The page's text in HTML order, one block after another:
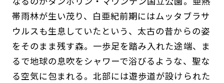
帯雨林が生い茂り、白亜紀前期にはムッタブラサ
ウルスも生息していたという、太古の昔からの姿
をそのまま残す森。一歩足を踏み入れた途端、ま
るで地球の息吹をシャワーで浴びるような、聖な
る空気に包まれる。北部には遊歩道が設けられた